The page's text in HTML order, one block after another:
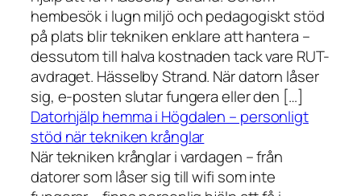
hembesök i lugn miljö och pedagogiskt stöd
på plats blir tekniken enklare att hantera –
dessutom till halva kostnaden tack vare RUT-
avdraget. Hässelby Strand. När datorn låser
sig, e-posten slutar fungera eller den […]
Datorhjälp hemma i Högdalen – personligt
stöd när tekniken krånglar
När tekniken krånglar i vardagen – från
datorer som låser sig till wifi som inte